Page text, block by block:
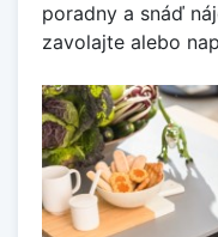
poradny a snáď
zavolajte alebo